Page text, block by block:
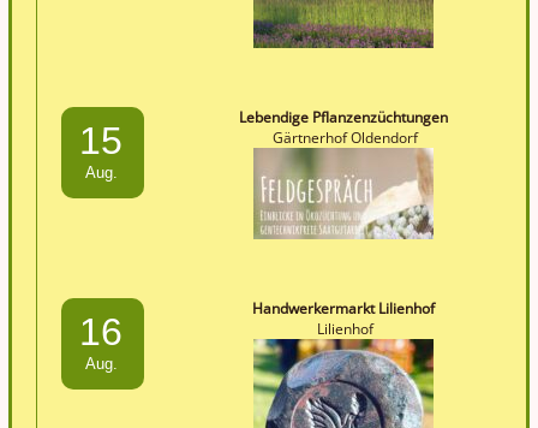
15
Aug.
Lebendige Pflanzenzüchtungen
Gärtnerhof Oldendorf
16
Aug.
Handwerkermarkt Lilienhof
Lilienhof